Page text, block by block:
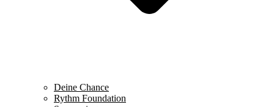
Deine Chance
Rythm Foundation